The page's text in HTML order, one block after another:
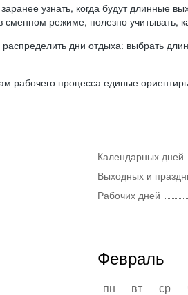
узнать, когда будут длинные
сменном режиме, полезно учитывать,
дни отдыха: выбрать
рабочего процесса единые
Календарных дней
Выходных и
Рабочих дней
Февраль
пн вт ср